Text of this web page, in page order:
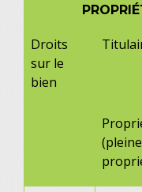
Droits
sur le
bien
(pleine